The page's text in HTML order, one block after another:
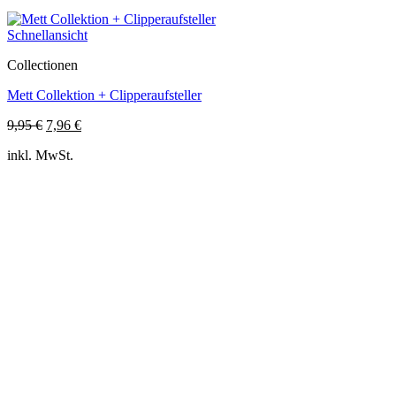
Schnellansicht
Collectionen
Mett Collektion + Clipperaufsteller
9,95€ Ursprünglicher
war:
7,96 €Aktueller
inkl. MwSt.